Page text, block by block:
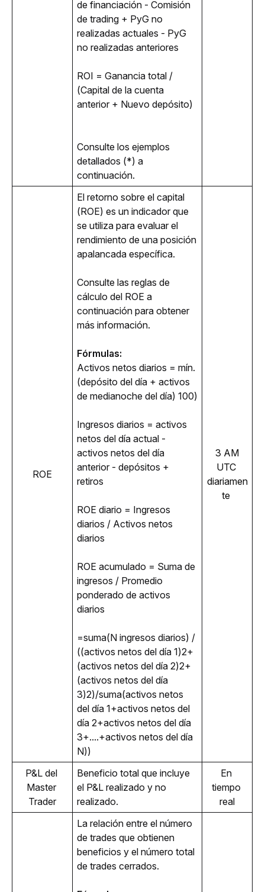
de financiación - Comisión
de trading + PyG no
realizadas actuales - PyG
no realizadas anteriores
ROI = Ganancia total /
(Capital de la cuenta
anterior + Nuevo depósito)
Consulte los ejemplos
detallados (*) a
continuación.
ROE
El retorno sobre el capital
(ROE) es un indicador que
se utiliza para evaluar el
rendimiento de una posición
apalancada específica.
Consulte las reglas de
cálculo del ROE a
continuación para obtener
más información.
Fórmulas:
Activos netos diarios = mín.
(depósito del día + activos
de medianoche del día) 100)
Ingresos diarios = activos
netos del día actual -
activos netos del día
anterior - depósitos +
retiros
ROE diario = Ingresos
diarios / Activos netos
diarios
ROE acumulado = Suma de
ingresos / Promedio
ponderado de activos
diarios
=suma(N ingresos diarios) /
((activos netos del día 1)2+
(activos netos del día 2)2+
(activos netos del día
3)2)/suma(activos netos
del día 1+activos netos del
día 2+activos netos del día
3+....+activos netos del día
N))
UTC
diariamen
te
P&L del
Master
Trader
Beneficio total que incluye
el P&L realizado y no
realizado.
En
tiempo
real
La relación entre el número
de trades que obtienen
beneficios y el número total
de trades cerrados.